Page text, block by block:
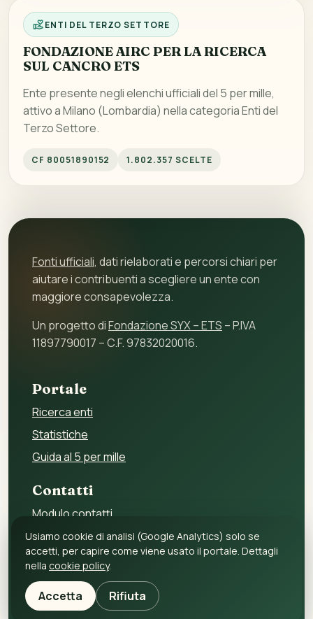
ENTI DEL TERZO SETTORE
FONDAZIONE AIRC PER LA RICERCA
SUL CANCRO ETS
Ente presente negli elenchi ufficiali del 5 per mille,
attivo a Milano (Lombardia) nella categoria Enti del
Terzo Settore.
CF 80051890152 1.802.357 SCELTE
Fonti ufficiali, dati rielaborati e percorsi chiari per
aiutare i contribuenti a scegliere un ente con
maggiore consapevolezza.
Un progetto diFondazione SYX – ETS – P.IVA
11897790017 – C.F. 97832020016.
Portale
Ricerca enti
Statistiche
Guida al 5 per mille
Contatti
Modulo contatti
Per gli enti
Per i fornitori
Privacy policy
Cookie policy
Usiamo cookie di analisi (Google Analytics) solo se
accetti, per capire come viene usato il portale. Dettagli
nella cookie policy.
Accetta Rifiuta